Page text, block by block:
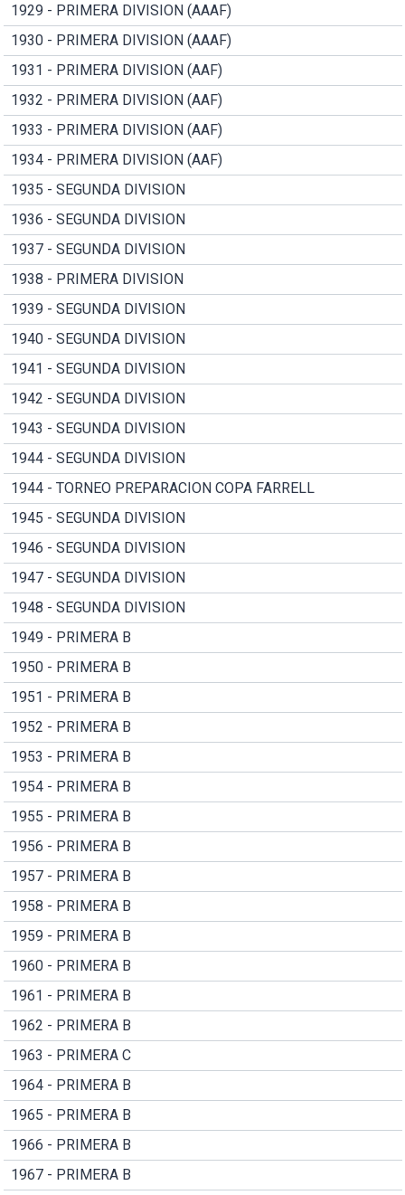
1929 - PRIMERA DIVISION (AAAF)
1930 - PRIMERA DIVISION (AAAF)
1931 - PRIMERA DIVISION (AAF)
1932 - PRIMERA DIVISION (AAF)
1933 - PRIMERA DIVISION (AAF)
1934 - PRIMERA DIVISION (AAF)
1935 - SEGUNDA DIVISION
1936 - SEGUNDA DIVISION
1937 - SEGUNDA DIVISION
1938 - PRIMERA DIVISION
1939 - SEGUNDA DIVISION
1940 - SEGUNDA DIVISION
1941 - SEGUNDA DIVISION
1942 - SEGUNDA DIVISION
1943 - SEGUNDA DIVISION
1944 - SEGUNDA DIVISION
1944 - TORNEO PREPARACION COPA FARRELL
1945 - SEGUNDA DIVISION
1946 - SEGUNDA DIVISION
1947 - SEGUNDA DIVISION
1948 - SEGUNDA DIVISION
1949 - PRIMERA B
1950 - PRIMERA B
1951 - PRIMERA B
1952 - PRIMERA B
1953 - PRIMERA B
1954 - PRIMERA B
1955 - PRIMERA B
1956 - PRIMERA B
1957 - PRIMERA B
1958 - PRIMERA B
1959 - PRIMERA B
1960 - PRIMERA B
1961 - PRIMERA B
1962 - PRIMERA B
1963 - PRIMERA C
1964 - PRIMERA B
1965 - PRIMERA B
1966 - PRIMERA B
1967 - PRIMERA B